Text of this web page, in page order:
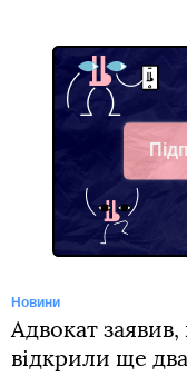
Новини
Адвокат
відкрили ще